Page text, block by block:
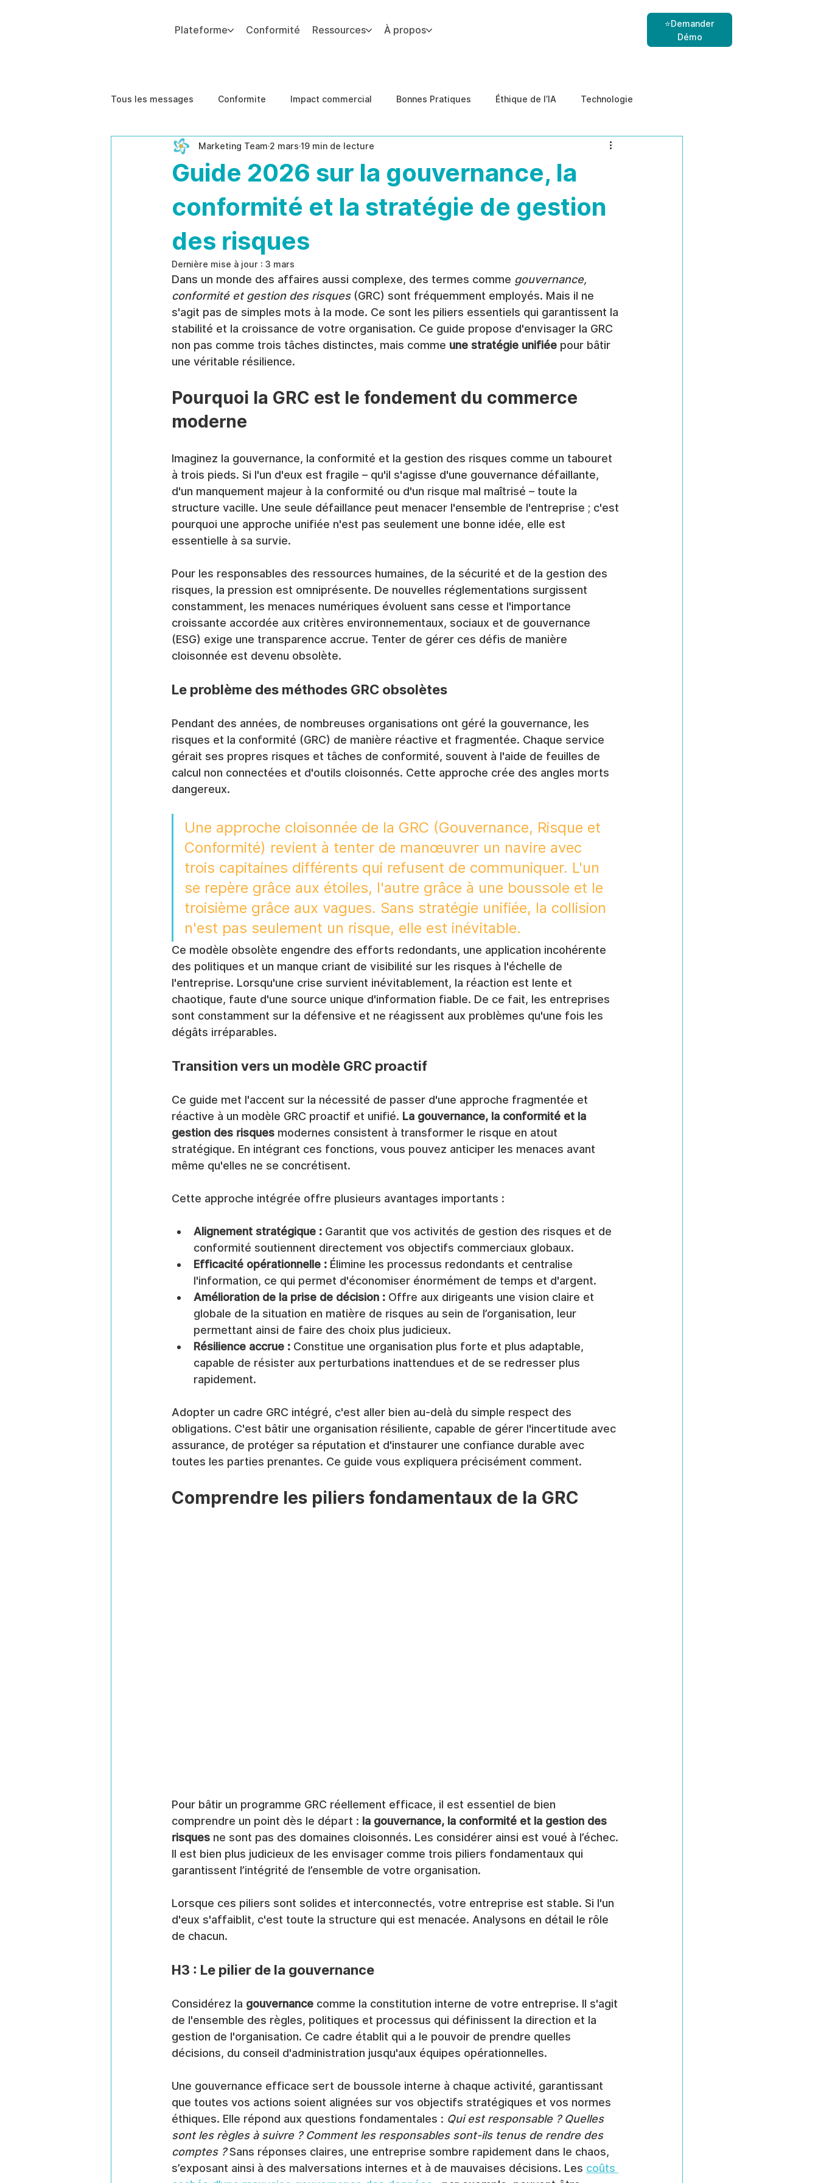
Plateforme Conformité Ressources À propos
⭐Demander
Démo
Tous les messages Conformite Impact commercial Bonnes Pratiques Éthique de l’IA Technologie
Impact sur les Affaires Études de cas Conformité menaces internes
Guide 2026 sur la gouvernance, la
conformité et la stratégie de gestion
des risques
Marketing Team 2 mars 19 min de lecture
Dernière mise à jour : 3 mars
Dans un monde des affaires aussi complexe, des termes comme gouvernance,
conformité et gestion des risques (GRC) sont fréquemment employés. Mais il ne
s'agit pas de simples mots à la mode. Ce sont les piliers essentiels qui garantissent la
stabilité et la croissance de votre organisation. Ce guide propose d'envisager la GRC
non pas comme trois tâches distinctes, mais comme une stratégie unifiée pour bâtir
une véritable résilience.
Pourquoi la GRC est le fondement du commerce
moderne
Imaginez la gouvernance, la conformité et la gestion des risques comme un tabouret
à trois pieds. Si l'un d'eux est fragile – qu'il s'agisse d'une gouvernance défaillante,
d'un manquement majeur à la conformité ou d'un risque mal maîtrisé – toute la
structure vacille. Une seule défaillance peut menacer l'ensemble de l'entreprise ; c'est
pourquoi une approche unifiée n'est pas seulement une bonne idée, elle est
essentielle à sa survie.
Pour les responsables des ressources humaines, de la sécurité et de la gestion des
risques, la pression est omniprésente. De nouvelles réglementations surgissent
constamment, les menaces numériques évoluent sans cesse et l'importance
croissante accordée aux critères environnementaux, sociaux et de gouvernance
(ESG) exige une transparence accrue. Tenter de gérer ces défis de manière
cloisonnée est devenu obsolète.
Le problème des méthodes GRC obsolètes
Pendant des années, de nombreuses organisations ont géré la gouvernance, les
risques et la conformité (GRC) de manière réactive et fragmentée. Chaque service
gérait ses propres risques et tâches de conformité, souvent à l'aide de feuilles de
calcul non connectées et d'outils cloisonnés. Cette approche crée des angles morts
dangereux.
Une approche cloisonnée de la GRC (Gouvernance, Risque et
Conformité) revient à tenter de manœuvrer un navire avec
trois capitaines différents qui refusent de communiquer. L'un
se repère grâce aux étoiles, l'autre grâce à une boussole et le
troisième grâce aux vagues. Sans stratégie unifiée, la collision
n'est pas seulement un risque, elle est inévitable.
Ce modèle obsolète engendre des efforts redondants, une application incohérente
des politiques et un manque criant de visibilité sur les risques à l'échelle de
l'entreprise. Lorsqu'une crise survient inévitablement, la réaction est lente et
chaotique, faute d'une source unique d'information fiable. De ce fait, les entreprises
sont constamment sur la défensive et ne réagissent aux problèmes qu'une fois les
dégâts irréparables.
Transition vers un modèle GRC proactif
Ce guide met l'accent sur la nécessité de passer d'une approche fragmentée et
réactive à un modèle GRC proactif et unifié. La gouvernance, la conformité et la
gestion des risques modernes consistent à transformer le risque en atout
stratégique. En intégrant ces fonctions, vous pouvez anticiper les menaces avant
même qu'elles ne se concrétisent.
Cette approche intégrée offre plusieurs avantages importants :
Alignement stratégique : Garantit que vos activités de gestion des risques et de
conformité soutiennent directement vos objectifs commerciaux globaux.
Efficacité opérationnelle : Élimine les processus redondants et centralise
l'information, ce qui permet d'économiser énormément de temps et d'argent.
Amélioration de la prise de décision : Offre aux dirigeants une vision claire et
globale de la situation en matière de risques au sein de l’organisation, leur
permettant ainsi de faire des choix plus judicieux.
Résilience accrue : Constitue une organisation plus forte et plus adaptable,
capable de résister aux perturbations inattendues et de se redresser plus
rapidement.
Adopter un cadre GRC intégré, c'est aller bien au-delà du simple respect des
obligations. C'est bâtir une organisation résiliente, capable de gérer l'incertitude avec
assurance, de protéger sa réputation et d'instaurer une confiance durable avec
toutes les parties prenantes. Ce guide vous expliquera précisément comment.
Comprendre les piliers fondamentaux de la GRC
Pour bâtir un programme GRC réellement efficace, il est essentiel de bien
comprendre un point dès le départ : la gouvernance, la conformité et la gestion des
risques ne sont pas des domaines cloisonnés. Les considérer ainsi est voué à l’échec.
Il est bien plus judicieux de les envisager comme trois piliers fondamentaux qui
garantissent l’intégrité de l’ensemble de votre organisation.
Lorsque ces piliers sont solides et interconnectés, votre entreprise est stable. Si l'un
d'eux s'affaiblit, c'est toute la structure qui est menacée. Analysons en détail le rôle
de chacun.
H3 : Le pilier de la gouvernance
Considérez la gouvernance comme la constitution interne de votre entreprise. Il s'agit
de l'ensemble des règles, politiques et processus qui définissent la direction et la
gestion de l'organisation. Ce cadre établit qui a le pouvoir de prendre quelles
décisions, du conseil d'administration jusqu'aux équipes opérationnelles.
Une gouvernance efficace sert de boussole interne à chaque activité, garantissant
que toutes vos actions soient alignées sur vos objectifs stratégiques et vos normes
éthiques. Elle répond aux questions fondamentales : Qui est responsable ? Quelles
sont les règles à suivre ? Comment les responsables sont-ils tenus de rendre des
comptes ? Sans réponses claires, une entreprise sombre rapidement dans le chaos,
s’exposant ainsi à des malversations internes et à de mauvaises décisions. Les coûts